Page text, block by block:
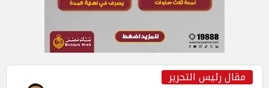
مقال رئيس التحرير